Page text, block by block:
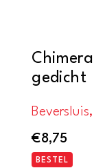
gedicht
€8,75
BESTEL